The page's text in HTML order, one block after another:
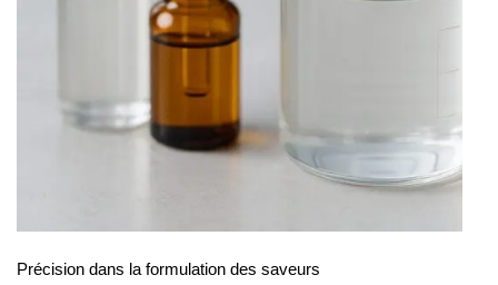
Précision dans la formulation des saveurs